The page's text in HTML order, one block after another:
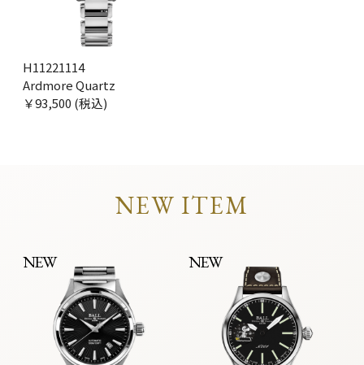
H11221114
Ardmore Quartz
￥93,500 (税込)
NEW ITEM
NEW NEW